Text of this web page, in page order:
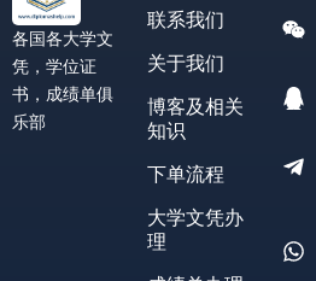
各国各大学文
凭，学位证
书，成绩单俱
乐部
联系我们
关于我们
博客及相关
知识
下单流程
大学文凭办
理